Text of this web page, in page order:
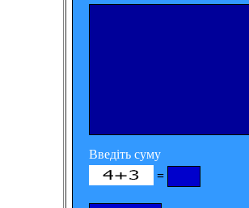
Введіть суму
=